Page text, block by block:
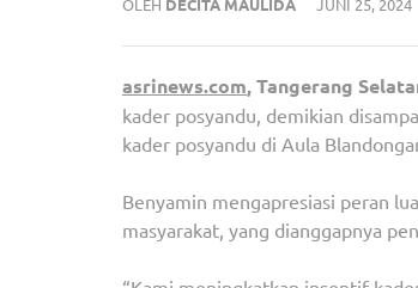
OLEH DECITA MAULIDA JUNI 25, 2024
asrinews.com, Tangerang
kader posyandu, demikian
kader posyandu di Aula
Benyamin mengapresiasi peran
masyarakat, yang dianggapnya